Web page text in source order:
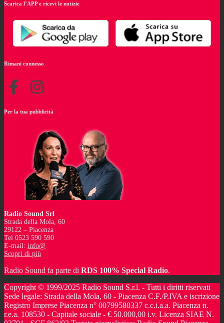
Scarica l’APP e ricevi le notizie
Rimani connesso
Per la tua pubblicità
Radio Sound Srl
Strada della Mola, 60
29122 – Piacenza
Tel 0523 590 590
E-mail: info@
Scopri di più
Radio Sound fa parte di RDS 100% Special Radio.
Copyright © 1999/2025 Radio Sound S.r.l. - Tutti i diritti riservati
Sede legale: Strada della Mola, 60 - Piacenza C.F./P.IVA e iscrizione
Registro Imprese Piacenza n° 00799580337 c.c.i.a.a. Piacenza n.
r.e.a. 108530 - Capitale sociale - € 50.000,00 i.v. Licenza SIAE N.